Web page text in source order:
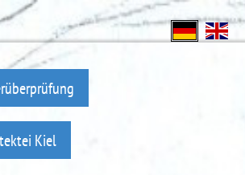
Kiel